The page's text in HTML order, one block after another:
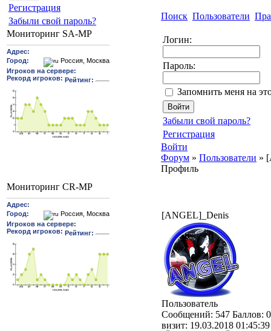
Pегиcтрaция
Забыли свой пароль?
Мониторинг SA-MP
Мониторинг CR-MP
Поиск Пользователи
Логин:
Пароль:
Запомнить меня на
Забыли свой пароль?
Регистрация
Войти
Форум » Пользователи »
Профиль
[ANGEL]_Denis
Пользователь
Cообщений: 547 Баллов: 0
визит: 19.03.2018 01:45:39